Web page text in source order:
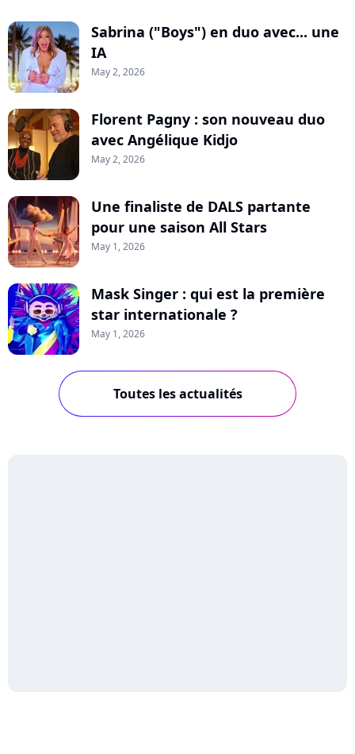
Sabrina ("Boys") en duo avec... une
IA
May 2, 2026
Florent Pagny : son nouveau duo
avec Angélique Kidjo
May 2, 2026
Une finaliste de DALS partante
pour une saison All Stars
May 1, 2026
Mask Singer : qui est la première
star internationale ?
May 1, 2026
Toutes les actualités